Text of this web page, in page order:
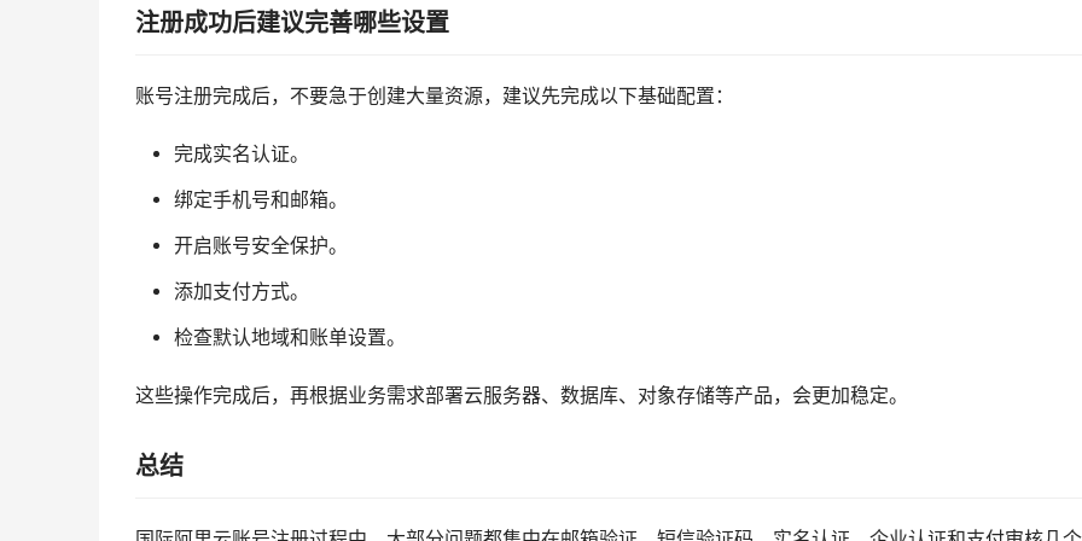
注册成功后建议完善哪些设置
账号注册完成后，不要急于创建大量资源，建议先完成以下基础配置：
完成实名认证。
绑定手机号和邮箱。
开启账号安全保护。
添加支付方式。
检查默认地域和账单设置。
这些操作完成后，再根据业务需求部署云服务器、数据库、对象存储等产品，会更加稳定。
总结